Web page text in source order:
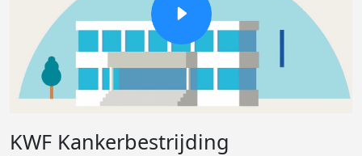
KWF Kankerbestrijding